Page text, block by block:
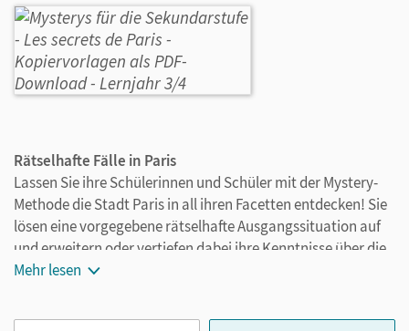
Rätselhafte Fälle in Paris
Lassen Sie ihre Schülerinnen und Schüler mit der Mystery-
Methode die Stadt Paris in all ihren Facetten entdecken! Sie
lösen eine vorgegebene rätselhafte Ausgangssituation auf
und erweitern oder vertiefen dabei ihre Kenntnisse über die
französische Hauptstadt in Bezug auf Geschichte, Kultur,
Mehr lesen